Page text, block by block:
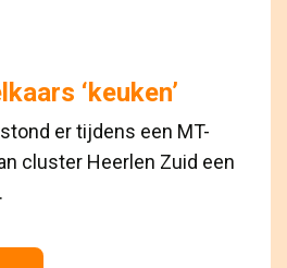
‘keuken’
er tijdens een MT-
cluster Heerlen Zuid een